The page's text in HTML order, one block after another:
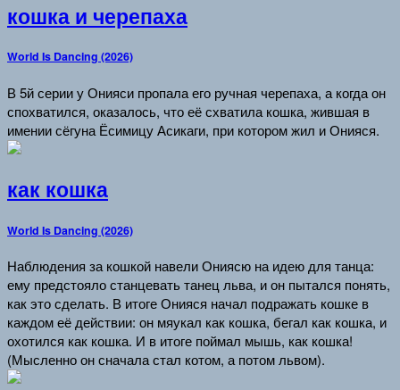
кошка и черепаха
World Is Dancing (2026)
В 5й серии у Онияси пропала его ручная черепаха, а когда он
спохватился, оказалось, что её схватила кошка, жившая в
имении сёгуна Ёсимицу Асикаги, при котором жил и Онияся.
как кошка
World Is Dancing (2026)
Наблюдения за кошкой навели Ониясю на идею для танца:
ему предстояло станцевать танец льва, и он пытался понять,
как это сделать. В итоге Онияся начал подражать кошке в
каждом её действии: он мяукал как кошка, бегал как кошка, и
охотился как кошка. И в итоге поймал мышь, как кошка!
(Мысленно он сначала стал котом, а потом львом).